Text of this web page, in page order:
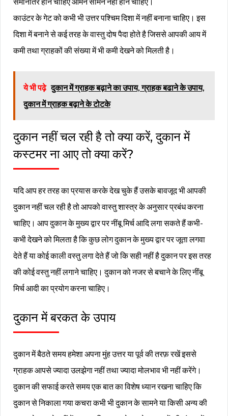
काउंटर के गेट को कभी भी उत्तर पश्चिम दिशा में नहीं बनाना चाहिए। इस
दिशा में बनाने से कई तरह के वास्तु दोष पैदा होते है जिससे आपकी आय में
कमी तथा ग्राहकों की संख्या में भी कमी देखने को मिलती है।
ये भी पढ़े दुकान में ग्राहक बढ़ाने का उपाय, ग्राहक बढाने के उपाय,
दुकान में ग्राहक बढ़ाने के टोटके
दुकान नहीं चल रही है तो क्या करें, दुकान में
कस्टमर ना आए तो क्या करें?
यदि आप हर तरह का प्रयास करके देख चुके हैं उसके बावजूद भी आपकी
दुकान नहीं चल रही है तो आपको वास्तु शास्त्र के अनुसार प्रबंध करना
चाहिए। आप दुकान के मुख्य द्वार पर नींबू मिर्च आदि लगा सकते हैं कभी-
कभी देखने को मिलता है कि कुछ लोग दुकान के मुख्य द्वार पर जूता लगवा
देते हैं या कोई काली वस्तु लगा देते हैं जो कि सही नहीं है दुकान पर इस तरह
की कोई वस्तु नहीं लगाने चाहिए। दुकान को नजर से बचाने के लिए नींबू
मिर्च आदी का प्रयोग करना चाहिए।
दुकान में बरकत के उपाय
दुकान में बैठते समय हमेशा अपना मुंह उत्तर या पूर्व की तरफ़ रखें इससे
ग्राहक आपसे ज्यादा उलझेगा नहीं तथा ज्यादा मोलभाव भी नहीं करेंगे।
दुकान की सफाई करते समय एक बात का विशेष ध्यान रखना चाहिए कि
दुकान से निकाला गया कचरा कभी भी दुकान के सामने या किसी अन्य की